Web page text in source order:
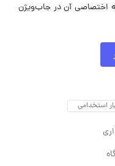
اختصاصی آن در جاب‌ویژن
استخدامی